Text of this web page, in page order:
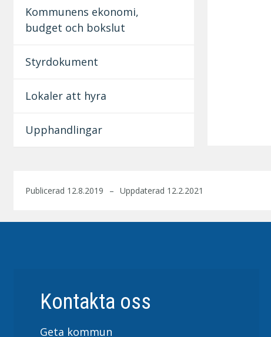
Kommunens ekonomi,
budget och bokslut
Styrdokument
Lokaler att hyra
Upphandlingar
Publicerad 12.8.2019 Uppdaterad 12.2.2021
Kontakta oss
Geta kommun